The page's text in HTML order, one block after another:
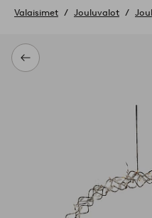
aloitussivulle
Takaisin
Valaisimet Jouluvalot